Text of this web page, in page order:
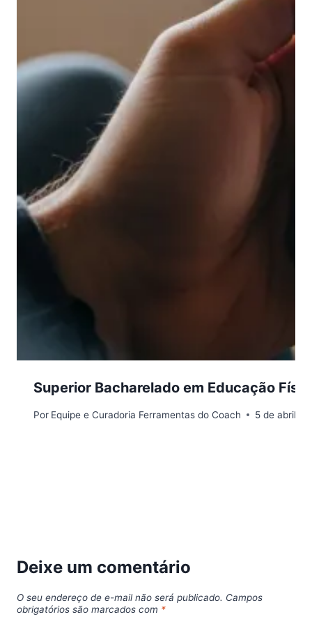
Superior Bacharelado em Educação
Por Equipe e Curadoria Ferramentas do Coach 5 de abril
Deixe um comentário
O seu endereço de e-mail não será publicado. Campos
obrigatórios são marcados com *